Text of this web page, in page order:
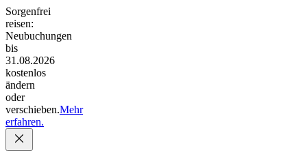
Sorgenfrei
reisen:
Neubuchungen
bis
31.08.2026
kostenlos
ändern
oder
verschieben.Mehr
erfahren.